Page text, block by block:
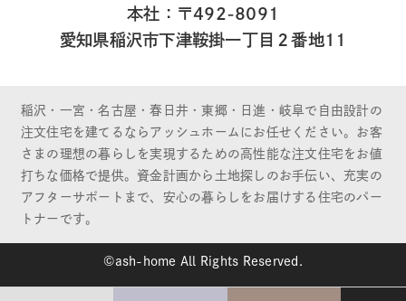
本社：〒492-8091
愛知県稲沢市下津鞍掛一丁目２番地11
稲沢・一宮・名古屋・春日井・東郷・日進・岐阜で自由設計の
注文住宅を建てるならアッシュホームにお任せください。お客
さまの理想の暮らしを実現するための高性能な注文住宅をお値
打ちな価格で提供。資金計画から土地探しのお手伝い、充実の
アフターサポートまで、安心の暮らしをお届けする住宅のパー
トナーです。
©ash-home All Rights Reserved.